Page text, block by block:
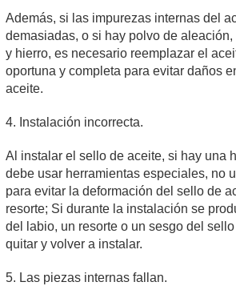
Además, si las impurezas internas del
demasiadas, o si hay polvo de aleación,
y hierro, es necesario reemplazar el
oportuna y completa para evitar daños
aceite.
4. Instalación incorrecta.
Al instalar el sello de aceite, si hay una
debe usar herramientas especiales, no
para evitar la deformación del sello de
resorte; Si durante la instalación se
del labio, un resorte o un sesgo del
quitar y volver a instalar.
5. Las piezas internas fallan.